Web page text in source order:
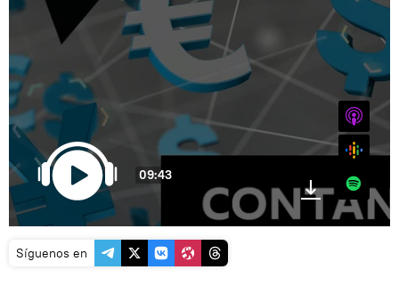
09:43
Google
Spotify
Síguenos en